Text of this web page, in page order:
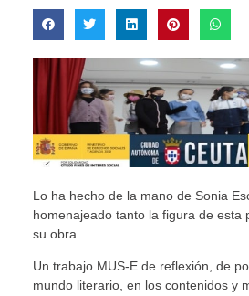
Lo ha hecho de la mano de Sonia
homenajeado tanto la figura de esta
su obra.
Un trabajo MUS-E de reflexión, de
mundo literario, en los contenidos y